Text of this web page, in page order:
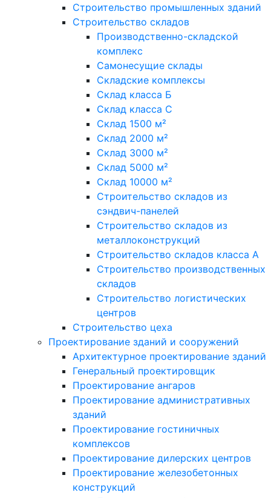
Строительство промышленных зданий
Строительство складов
Производственно-складской
комплекс
Самонесущие склады
Складские комплексы
Склад класса Б
Склад класса С
Склад 1500 м²
Склад 2000 м²
Склад 3000 м²
Склад 5000 м²
Склад 10000 м²
Строительство складов из
сэндвич-панелей
Строительство складов из
металлоконструкций
Строительство складов класса А
Строительство производственных
складов
Строительство логистических
центров
Строительство цеха
Проектирование зданий и сооружений
Архитектурное проектирование зданий
Генеральный проектировщик
Проектирование ангаров
Проектирование административных
зданий
Проектирование гостиничных
комплексов
Проектирование дилерских центров
Проектирование железобетонных
конструкций